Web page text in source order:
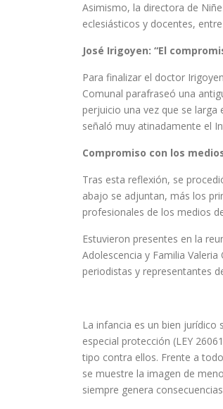
Asimismo, la directora de
eclesiásticos y docentes,
José Irigoyen: “El
Para finalizar el doctor
Comunal parafraseó una
perjuicio una vez que se larga
señaló muy atinadamente el
Compromiso con los
Tras esta reflexión, se
abajo se adjuntan, más los
profesionales de los medios
Estuvieron presentes en la
Adolescencia y Familia
periodistas y representantes
La infancia es un bien jurídico
especial protección (LEY
tipo contra ellos. Frente a
se muestre la imagen de
siempre genera